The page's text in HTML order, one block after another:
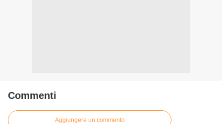
Commenti
Aggiungere un commento